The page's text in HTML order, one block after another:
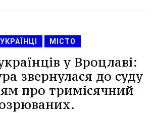
УКРАЇНЦІ МІСТО
у Вроцлаві:
звернулася до суду
про тримісячний